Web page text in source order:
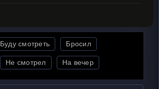
Буду смотреть Бросил
Не смотрел На вечер